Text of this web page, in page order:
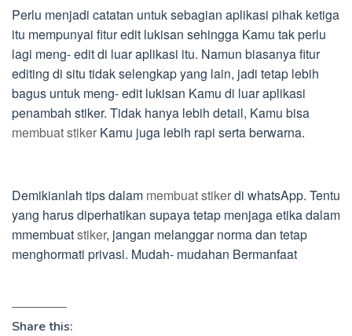
Perlu menjadi catatan untuk sebagian aplikasi pihak ketiga
itu mempunyai fitur edit lukisan sehingga Kamu tak perlu
lagi meng- edit di luar aplikasi itu. Namun biasanya fitur
editing di situ tidak selengkap yang lain, jadi tetap lebih
bagus untuk meng- edit lukisan Kamu di luar aplikasi
penambah stiker. Tidak hanya lebih detail, Kamu bisa
membuat stiker Kamu juga lebih rapi serta berwarna.
Demikianlah tips dalam membuat stikerdi whatsApp. Tentu
yang harus diperhatikan supaya tetap menjaga etika dalam
mmembuatstiker, jangan melanggar norma dan tetap
menghormati privasi. Mudah- mudahan Bermanfaat
Share this: